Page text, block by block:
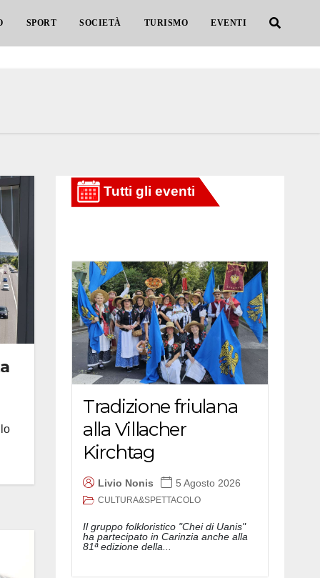
SPORT SOCIETÀ TURISMO EVENTI
Tradizione friulana
alla Villacher
Kirchtag
Livio Nonis 5 Agosto 2026
CULTURA&SPETTACOLO
Il gruppo folkloristico "Chei di Uanis"
ha partecipato in Carinzia anche alla
81ª edizione della...